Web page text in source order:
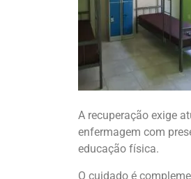
A recuperação exige
enfermagem com
educação física.
O cuidado é